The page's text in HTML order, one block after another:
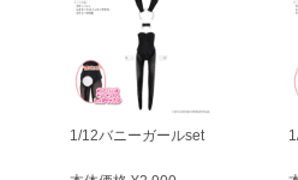
1/12バニーガールset